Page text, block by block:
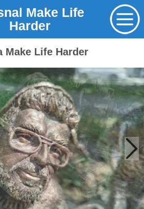
Make Life
Harder
Make Life Harder